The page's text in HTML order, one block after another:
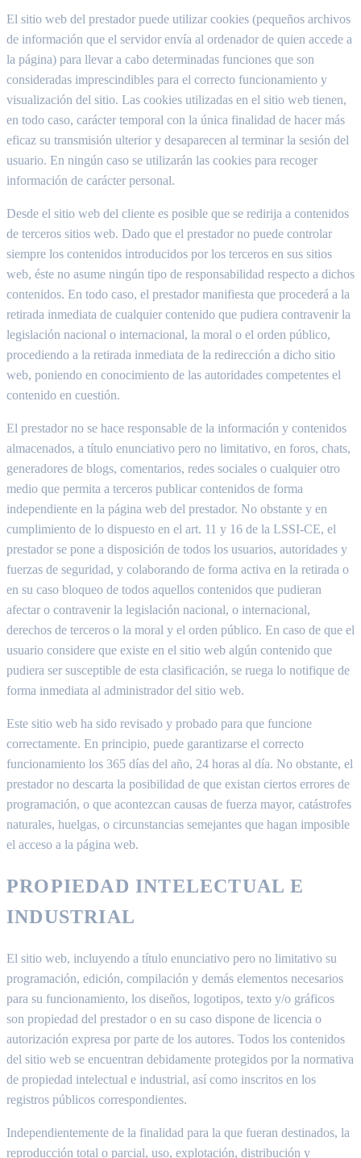
El sitio web del prestador puede utilizar cookies (pequeños archivos
de información que el servidor envía al ordenador de quien accede a
la página) para llevar a cabo determinadas funciones que son
consideradas imprescindibles para el correcto funcionamiento y
visualización del sitio. Las cookies utilizadas en el sitio web tienen,
en todo caso, carácter temporal con la única finalidad de hacer más
eficaz su transmisión ulterior y desaparecen al terminar la sesión del
usuario. En ningún caso se utilizarán las cookies para recoger
información de carácter personal.
Desde el sitio web del cliente es posible que se redirija a contenidos
de terceros sitios web. Dado que el prestador no puede controlar
siempre los contenidos introducidos por los terceros en sus sitios
web, éste no asume ningún tipo de responsabilidad respecto a dichos
contenidos. En todo caso, el prestador manifiesta que procederá a la
retirada inmediata de cualquier contenido que pudiera contravenir la
legislación nacional o internacional, la moral o el orden público,
procediendo a la retirada inmediata de la redirección a dicho sitio
web, poniendo en conocimiento de las autoridades competentes el
contenido en cuestión.
El prestador no se hace responsable de la información y contenidos
almacenados, a título enunciativo pero no limitativo, en foros, chats,
generadores de blogs, comentarios, redes sociales o cualquier otro
medio que permita a terceros publicar contenidos de forma
independiente en la página web del prestador. No obstante y en
cumplimiento de lo dispuesto en el art. 11 y 16 de la LSSI-CE, el
prestador se pone a disposición de todos los usuarios, autoridades y
fuerzas de seguridad, y colaborando de forma activa en la retirada o
en su caso bloqueo de todos aquellos contenidos que pudieran
afectar o contravenir la legislación nacional, o internacional,
derechos de terceros o la moral y el orden público. En caso de que el
usuario considere que existe en el sitio web algún contenido que
pudiera ser susceptible de esta clasificación, se ruega lo notifique de
forma inmediata al administrador del sitio web.
Este sitio web ha sido revisado y probado para que funcione
correctamente. En principio, puede garantizarse el correcto
funcionamiento los 365 días del año, 24 horas al día. No obstante, el
prestador no descarta la posibilidad de que existan ciertos errores de
programación, o que acontezcan causas de fuerza mayor, catástrofes
naturales, huelgas, o circunstancias semejantes que hagan imposible
el acceso a la página web.
PROPIEDAD INTELECTUAL E
INDUSTRIAL
El sitio web, incluyendo a título enunciativo pero no limitativo su
programación, edición, compilación y demás elementos necesarios
para su funcionamiento, los diseños, logotipos, texto y/o gráficos
son propiedad del prestador o en su caso dispone de licencia o
autorización expresa por parte de los autores. Todos los contenidos
del sitio web se encuentran debidamente protegidos por la normativa
de propiedad intelectual e industrial, así como inscritos en los
registros públicos correspondientes.
Independientemente de la finalidad para la que fueran destinados, la
reproducción total o parcial, uso, explotación, distribución y